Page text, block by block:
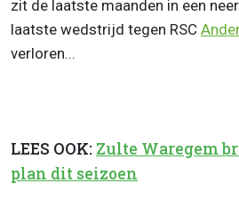
zit de laatste maanden in een
laatste wedstrijd tegen RSC
verloren...
LEES OOK: Zulte Waregem
plan dit seizoen